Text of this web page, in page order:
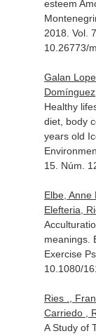
esteem
2018. Vol.
10.26773/
Galan
Healthy
diet, body
years old
15. Núm.
Elbe, Anne
Elefteria,
meanings.
Exercise
10.1080/
Ries .,
Carriedo ,
A Study of